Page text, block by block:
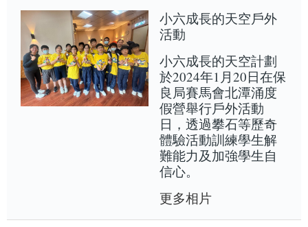
小六成長的天空戶外
活動
小六成長的天空計劃
於2024年1月20日在保
良局賽馬會北潭涌度
假營舉行戶外活動
日，透過攀石等歷奇
體驗活動訓練學生解
難能力及加強學生自
信心。
更多相片